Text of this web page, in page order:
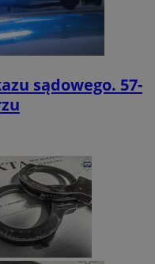
sądowego. 57-